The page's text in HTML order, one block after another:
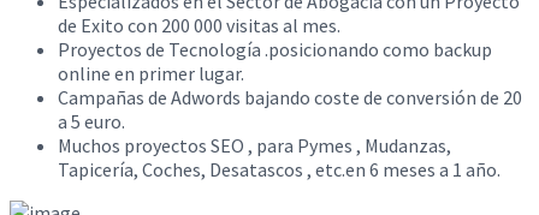
de Exito con 200 000 visitas al mes.
Proyectos de Tecnología .posicionando como backup
online en primer lugar.
Campañas de Adwords bajando coste de conversión de 20
a 5 euro.
Muchos proyectos SEO , para Pymes , Mudanzas,
Tapicería, Coches, Desatascos , etc.en 6 meses a 1 año.